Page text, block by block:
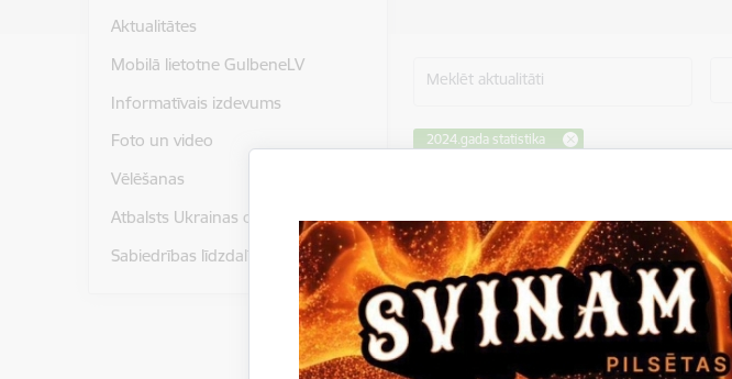
Aktualitātes
Mobilā lietotne GulbeneLV
Informatīvais izdevums
Foto un video
Vēlēšanas
Atbalsts Ukrainas civiliedzīvotājiem
Sabiedrības līdzdalība
Meklēt aktualitāti
2024.gada statistika